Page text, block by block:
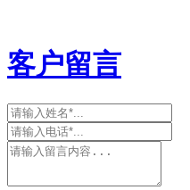
客户留言